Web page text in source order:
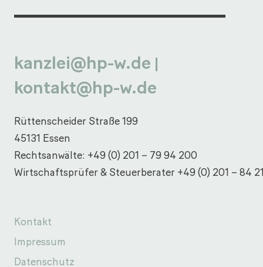
kanzlei@hp-w.de |
kontakt@hp-w.de
Rüttenscheider Straße 199
45131 Essen
Rechtsanwälte: +49 (0) 201 – 79 94 200
Wirtschaftsprüfer & Steuerberater +49 (0) 201 – 84
Kontakt
Impressum
Datenschutz